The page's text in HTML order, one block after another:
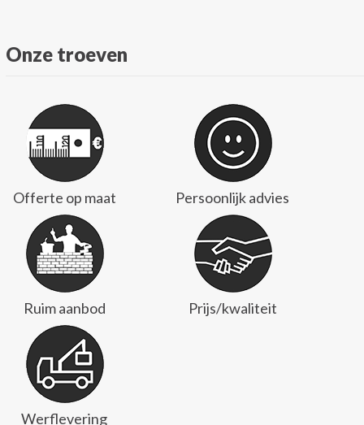
Onze troeven
Offerte op maat Persoonlijk advies
Ruim aanbod Prijs/kwaliteit
Werflevering